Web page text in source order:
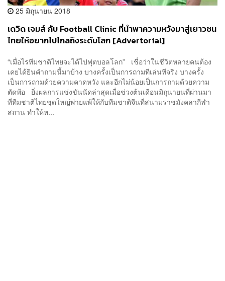
25 มิถุนายน 2018
เดวิด เจมส์ กับ Football Clinic ที่นำพาความหวังมาสู่เยาวชน
ไทยให้อยากไปไกลถึงระดับโลก [Advertorial]
“เมื่อไรทีมชาติไทยจะได้ไปฟุตบอลโลก” เชื่อว่าในชีวิตหลายคนต้อง
เคยได้ยินคำถามนี้มาบ้าง บางครั้งเป็นการถามทีเล่นทีจริง บางครั้ง
เป็นการถามด้วยความคาดหวัง และอีกไม่น้อยเป็นการถามด้วยความ
ตัดพ้อ ยิ่งผลการแข่งขันนัดล่าสุดเมื่อช่วงต้นเดือนมิถุนายนที่ผ่านมา
ที่ทีมชาติไทยชุดใหญ่พ่ายแพ้ให้กับทีมชาติจีนที่สนามราชมังคลากีฬา
สถาน ทำให้ห...